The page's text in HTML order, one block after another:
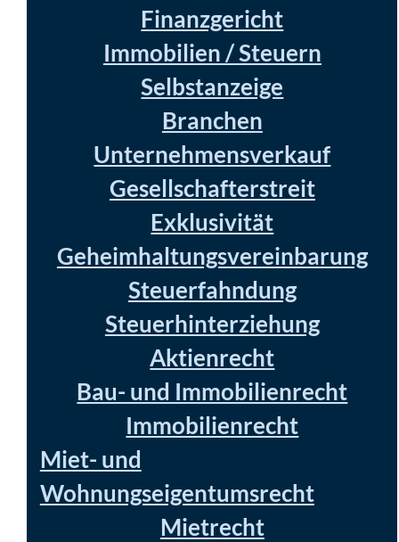
Finanzgericht
Immobilien / Steuern
Selbstanzeige
Branchen
Unternehmensverkauf
Gesellschafterstreit
Exklusivität
Geheimhaltungsvereinbarung
Steuerfahndung
Steuerhinterziehung
Aktienrecht
Bau- und Immobilienrecht
Immobilienrecht
Miet- und
Wohnungseigentumsrecht
Mietrecht